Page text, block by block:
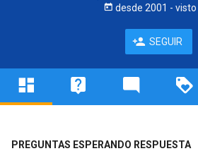
desde 2001 - visto
SEGUIR
PREGUNTAS ESPERANDO RESPUESTA